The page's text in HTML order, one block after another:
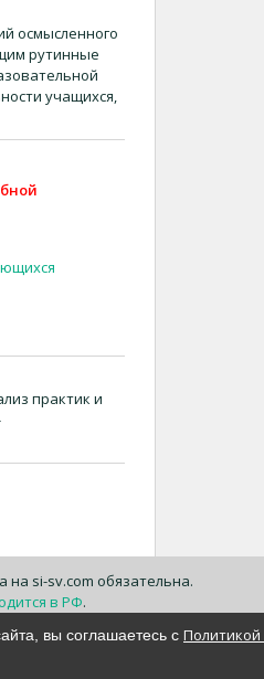
осмысленного
рутинные
учащихся,
практик и
на si-sv.com обязательна.
в РФ.
вы соглашаетесь с Политикой